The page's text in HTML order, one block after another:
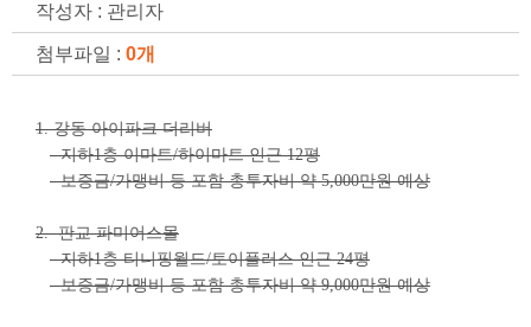
작성자 : 관리자
첨부파일 : 0개
1. 강동 아이파크 더리버
- 지하1층 이마트/하이마트 인근 12평
- 보증금/가맹비 등 포함 총투자비 약 5,000만원 예상
2. 판교 파미어스몰
- 지하1층 티니핑월드/토이플러스 인근 24평
- 보증금/가맹비 등 포함 총투자비 약 9,000만원 예상